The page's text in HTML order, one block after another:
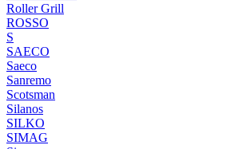
Roller Grill
ROSSO
S
SAECO
Saeco
Sanremo
Scotsman
Silanos
SILKO
SIMAG